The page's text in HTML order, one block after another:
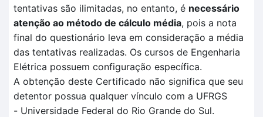
tentativas são ilimitadas, no entanto, é necessário
atenção ao método de cálculo média, pois a nota
final do questionário leva em consideração a média
das tentativas realizadas. Os cursos de Engenharia
Elétrica possuem configuração específica.
A obtenção deste Certificado não significa que seu
detentor possua qualquer vínculo com a UFRGS
- Universidade Federal do Rio Grande do Sul.